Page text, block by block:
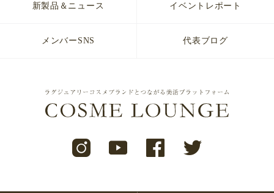
新製品＆ニュース イベントレポート
メンバーSNS 代表ブログ